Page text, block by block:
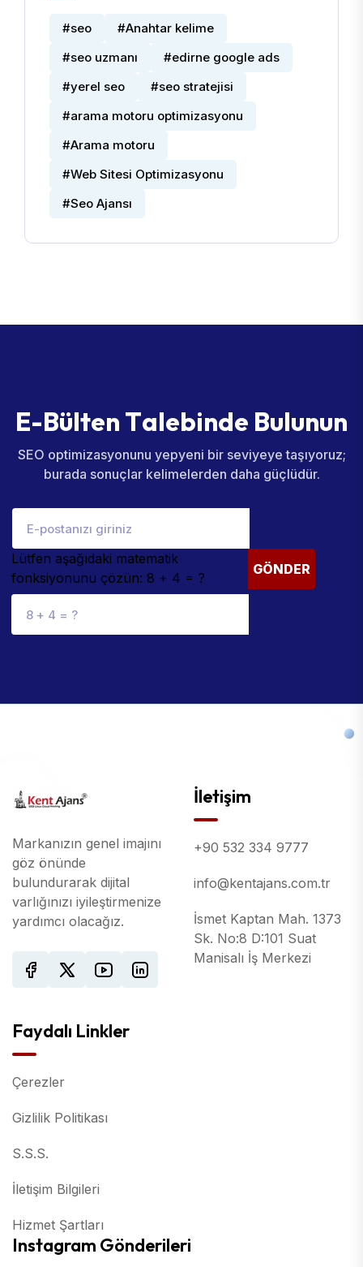
#seo
#Anahtar kelime
#seo uzmanı
#edirne google ads
#yerel seo
#seo stratejisi
#arama motoru optimizasyonu
#Arama motoru
#Web Sitesi Optimizasyonu
#Seo Ajansı
E-Bülten Talebinde Bulunun
SEO optimizasyonunu yepyeni bir seviyeye taşıyoruz;
burada sonuçlar kelimelerden daha güçlüdür.
Lütfen aşağıdaki matematik
fonksiyonunu çözün: 8 + 4 = ?
GÖNDER
Markanızın genel imajını
göz önünde
bulundurarak dijital
varlığınızı iyileştirmenize
yardımcı olacağız.
İletişim
+90 532 334 9777
info@kentajans.com.tr
İsmet Kaptan Mah. 1373
Sk. No:8 D:101 Suat
Manisalı İş Merkezi
Faydalı Linkler
Çerezler
Gizlilik Politikası
S.S.S.
İletişim Bilgileri
Hizmet Şartları
Instagram Gönderileri